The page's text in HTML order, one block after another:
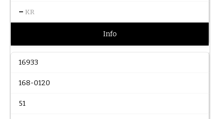
– KR
Info
16933
168-0120
51